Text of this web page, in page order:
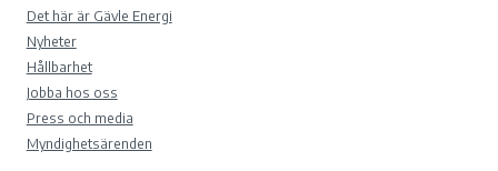
Det här är Gävle Energi
Nyheter
Hållbarhet
Jobba hos oss
Press och media
Myndighetsärenden